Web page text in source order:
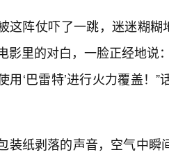
这阵仗吓了一跳，迷迷糊糊
影里的对白，一脸正经地说
用‘巴雷特’进行火力覆盖！
装纸剥落的声音，空气中